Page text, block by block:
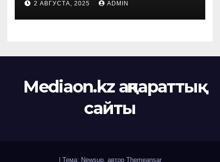
асырылып жатқан
маңызды жобалармен
2 АВГУСТА, 2025 ADMIN
Mediaon.kz ақпараттық
сайты
Тема: Newsup, автор Themeansar